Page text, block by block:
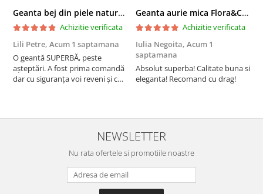
Geanta bej din piele naturala 8966 123
Achizitie verificata
Lili Petre, Acum 1 saptamana
O geantă SUPERBĂ, peste
așteptări. A fost prima comandă
dar cu siguranța voi reveni și cu
doua zi). RECOMAND SOFILINE!!!
Geanta aurie mica Flora&CO Paris H6930 16
Achizitie verificata
Iulia Negoita, Acum 1
saptamana
Absolut superba! Calitate buna si
eleganta! Recomand cu drag!
NEWSLETTER
Nu rata ofertele si promotiile noastre